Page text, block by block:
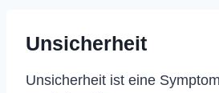
Unsicherheit
Unsicherheit ist eine